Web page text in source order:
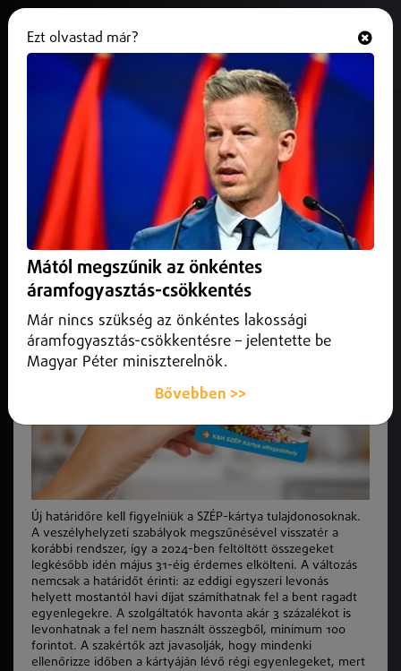
Új szabályok jönnek a SZÉP-
kártyáknál
2026. május 15.
A szakértők azt javasolják, hogy mindenki ellenőrizze
automatikusan indulhatnak a levonások.
Új határidőre kell figyelniük a SZÉP-kártya tulajdonosoknak.
A veszélyhelyzeti szabályok megszűnésével visszatér a
korábbi rendszer, így a 2024-ben feltöltött összegeket
legkésőbb idén május 31-éig érdemes elkölteni. A változás
nemcsak a határidőt érinti: az eddigi egyszeri levonás
helyett mostantól havi díjat számíthatnak fel a bent ragadt
egyenlegekre. A szolgáltatók havonta akár 3 százalékot is
levonhatnak a fel nem használt összegből, minimum 100
forintot. A szakértők azt javasolják, hogy mindenki
ellenőrizze időben a kártyáján lévő régi egyenlegeket, mert
Ezt olvastad már?
Mától megszűnik az önkéntes
áramfogyasztás-csökkentés
Már nincs szükség az önkéntes lakossági
áramfogyasztás-csökkentésre – jelentette be
Magyar Péter miniszterelnök.
Bővebben >>